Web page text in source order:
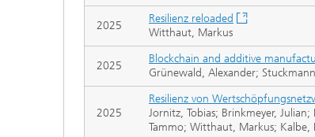
2025
Resilienz reloaded
Witthaut, Markus
2025
Blockchain and additive
Grünewald, Alexander;
2025
Resilienz von
Jornitz, Tobias; Brinkmeyer,
Tammo; Witthaut, Markus; Kalbe,